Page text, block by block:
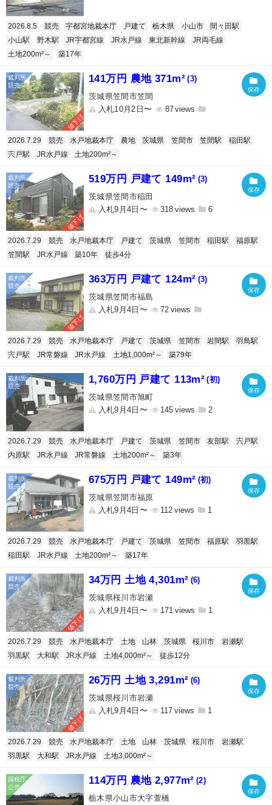
2026.8.5 競売 宇都宮地裁本庁 戸建て 栃木県 小山市
間々田駅
小山駅
野木駅 JR宇都宮線 JR水戸線 東北新幹線
JR両毛線
土地200m²～
築17年
値下げ
141万円 農地 371m² (3)
茨城県笠間市笠間
入札10月2日〜
87
2026.7.29 競売 水戸地裁本庁 農地 茨城県 笠間市 笠間駅
稲田駅
宍戸駅
JR水戸線 土地200m²～
値下げ
519万円 戸建て 149m² (3)
茨城県笠間市稲田
入札9月4日〜
318 6
2026.7.29 競売 水戸地裁本庁 戸建て 茨城県 笠間市 稲田駅
福原駅
笠間駅
JR水戸線 築10年 徒歩4分
値下げ
363万円 戸建て 124m² (3)
茨城県笠間市福島
入札9月4日〜
72
2026.7.29 競売 水戸地裁本庁 戸建て 茨城県 笠間市 岩間駅
羽鳥駅
宍戸駅
JR常磐線 JR水戸線 土地1,000m²～ 築79年
1,760万円 戸建て 113m² (初)
茨城県笠間市旭町
入札9月4日〜
145 2
2026.7.29 競売 水戸地裁本庁 戸建て 茨城県 笠間市 友部駅
宍戸駅
内原駅
JR水戸線 JR常磐線 土地200m²～ 築3年
675万円 戸建て 149m² (初)
茨城県笠間市福原
入札9月4日〜
112 1
2026.7.29 競売 水戸地裁本庁 戸建て 茨城県 笠間市 福原駅
羽黒駅
稲田駅
JR水戸線 土地200m²～ 築17年
値下げ
34万円 土地 4,301m² (6)
茨城県桜川市岩瀬
入札9月4日〜
171 1
2026.7.29 競売 水戸地裁本庁 土地 山林 茨城県 桜川市
岩瀬駅
羽黒駅
大和駅 JR水戸線 土地4,000m²～ 徒歩12分
値下げ
26万円 土地 3,291m² (6)
茨城県桜川市岩瀬
入札9月4日〜
117 1
2026.7.29 競売 水戸地裁本庁 土地 山林 茨城県 桜川市
岩瀬駅
羽黒駅
大和駅 JR水戸線 土地3,000m²～
114万円 農地 2,977m² (2)
栃木県小山市大字萱橋